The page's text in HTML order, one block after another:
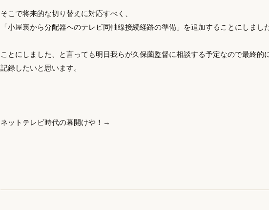
そこで将来的な切り替えに対応すべく、
「小屋裏から分配器へのテレビ同軸線接続経路の準備」を追加することにしました
ことにしました、と言っても明日我らが久保薗監督に相談する予定なので最終的
記録したいと思います。
ネットテレビ時代の幕開けや！→